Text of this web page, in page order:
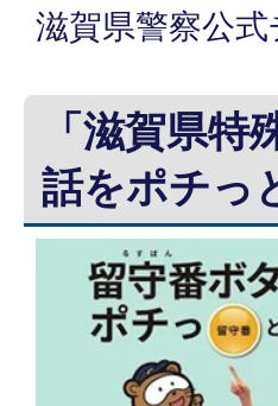
滋賀県警察公
「滋賀県
話をポチっ